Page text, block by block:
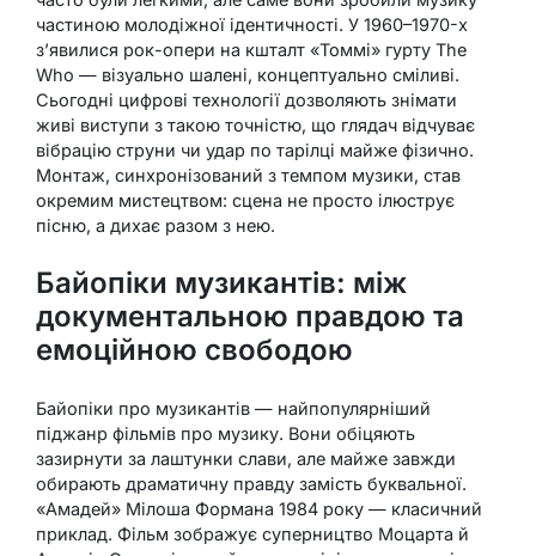
частиною молодіжної ідентичності. У 1960–1970-х
з’явилися рок-опери на кшталт «Томмі» гурту The
Who — візуально шалені, концептуально сміливі.
Сьогодні цифрові технології дозволяють знімати
живі виступи з такою точністю, що глядач відчуває
вібрацію струни чи удар по тарілці майже фізично.
Монтаж, синхронізований з темпом музики, став
окремим мистецтвом: сцена не просто ілюструє
пісню, а дихає разом з нею.
Байопіки музикантів: між
документальною правдою та
емоційною свободою
Байопіки про музикантів — найпопулярніший
піджанр фільмів про музику. Вони обіцяють
зазирнути за лаштунки слави, але майже завжди
обирають драматичну правду замість буквальної.
«Амадей» Мілоша Формана 1984 року — класичний
приклад. Фільм зображує суперництво Моцарта й